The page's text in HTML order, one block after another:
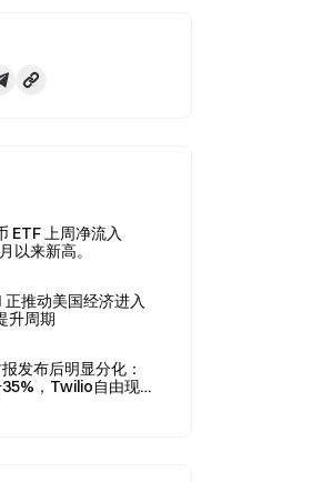
ETF 上周净流入
以来新高。
推动美国经济进入
升周期
发布后明显分化：
，Twilio自由现金